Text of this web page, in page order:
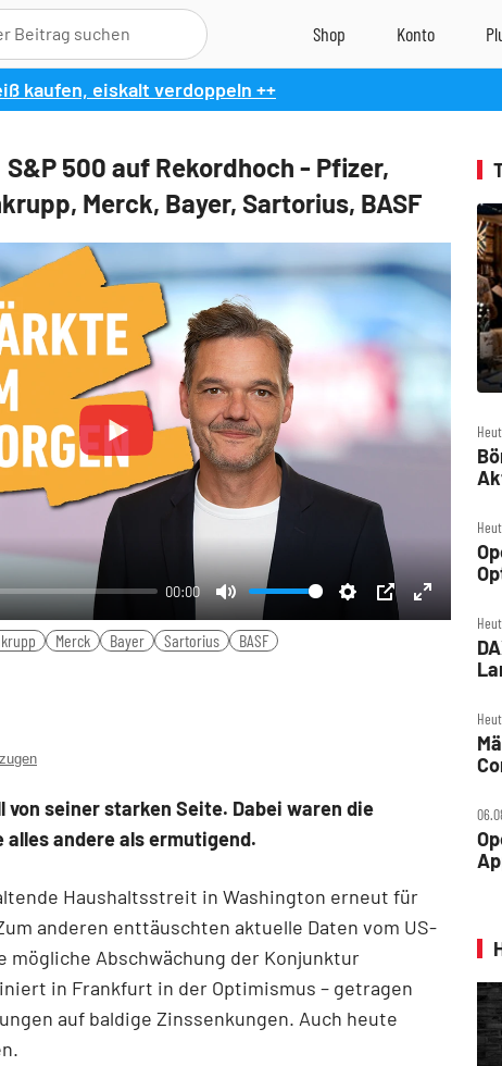
kaufen, eiskalt verdoppeln ++
500 auf Rekordhoch - Pfizer,
Merck, Bayer, Sartorius, BASF
00:00
Mute Settings
PIP Enter
Play
Merck Bayer Sartorius BASF
von seiner starken Seite. Dabei waren die
andere als ermutigend.
Haushaltsstreit in Washington erneut für
anderen enttäuschten aktuelle Daten vom US-
mögliche Abschwächung der Konjunktur
in Frankfurt in der Optimismus – getragen
auf baldige Zinssenkungen. Auch heute